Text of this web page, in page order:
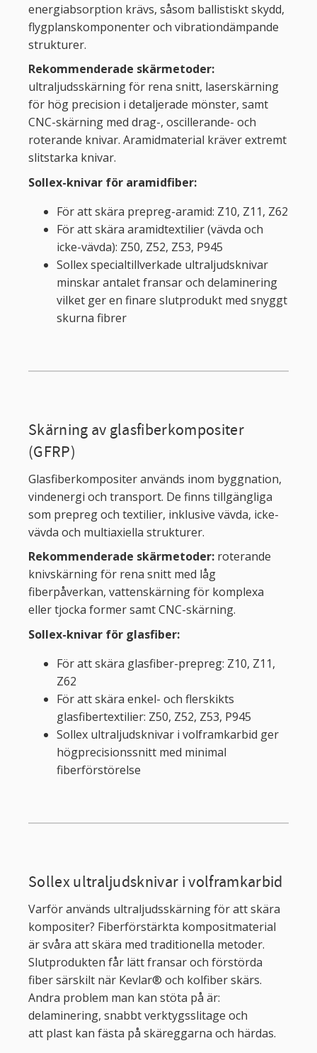
energiabsorption krävs, såsom ballistiskt skydd,
flygplanskomponenter och vibrationdämpande
strukturer.
Rekommenderade skärmetoder:
ultraljudsskärning för rena snitt, laserskärning
för hög precision i detaljerade mönster, samt
CNC-skärning med drag-, oscillerande- och
roterande knivar. Aramidmaterial kräver extremt
slitstarka knivar.
Sollex-knivar för aramidfiber:
För att skära prepreg-aramid: Z10, Z11, Z62
För att skära aramidtextilier (vävda och
icke-vävda): Z50, Z52, Z53, P945
Sollex specialtillverkade ultraljudsknivar
minskar antalet fransar och delaminering
vilket ger en finare slutprodukt med snyggt
skurna fibrer
Skärning av glasfiberkompositer
(GFRP)
Glasfiberkompositer används inom byggnation,
vindenergi och transport. De finns tillgängliga
som prepreg och textilier, inklusive vävda, icke-
vävda och multiaxiella strukturer.
Rekommenderade skärmetoder: roterande
knivskärning för rena snitt med låg
fiberpåverkan, vattenskärning för komplexa
eller tjocka former samt CNC-skärning.
Sollex-knivar för glasfiber:
För att skära glasfiber-prepreg: Z10, Z11,
Z62
För att skära enkel- och flerskikts
glasfibertextilier: Z50, Z52, Z53, P945
Sollex ultraljudsknivar i volframkarbid ger
högprecisionssnitt med minimal
fiberförstörelse
Sollex ultraljudsknivar i volframkarbid
Varför används ultraljudsskärning för att skära
kompositer? Fiberförstärkta kompositmaterial
är svåra att skära med traditionella metoder.
Slutprodukten får lätt fransar och förstörda
fiber särskilt när Kevlar® och kolfiber skärs.
Andra problem man kan stöta på är:
delaminering, snabbt verktygsslitage och
att plast kan fästa på skäreggarna och härdas.